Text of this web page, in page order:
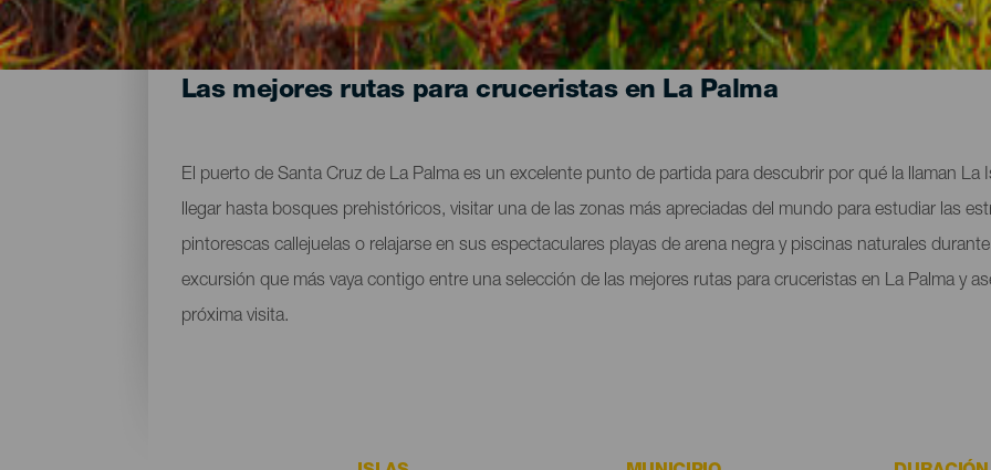
Las mejores rutas para cruceristas en La Palma
El puerto de Santa Cruz de La Palma es un excelente punto de partida para descubrir por qué la llaman
llegar hasta bosques prehistóricos, visitar una de las zonas más apreciadas del mundo para estudiar las
pintorescas callejuelas o relajarse en sus espectaculares playas de arena negra y piscinas naturales
excursión que más vaya contigo entre una selección de las mejores rutas para cruceristas en La Palma y
próxima visita.